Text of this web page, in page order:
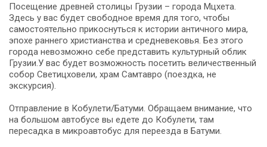
Посещение древней столицы Грузии – города Мцхета.
Здесь у вас будет свободное время для того, чтобы
самостоятельно прикоснуться к истории античного мира,
эпохе раннего христианства и средневековья. Без этого
города невозможно себе представить культурный облик
Грузии.У вас будет возможность посетить величественный
собор Светицховели, храм Самтавро (поездка, не
экскурсия).
Отправление в Кобулети/Батуми. Обращаем внимание, что
на большом автобусе вы едете до Кобулети, там
пересадка в микроавтобус для переезда в Батуми.